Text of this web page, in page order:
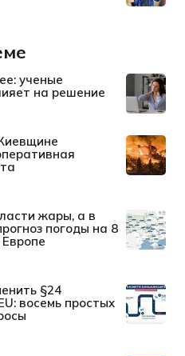
ученые
на решение
жары, а в
погоды на 8
§24
восемь простых